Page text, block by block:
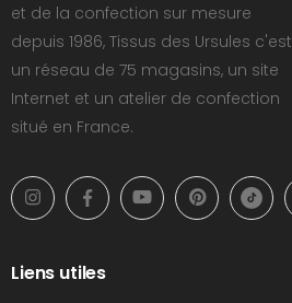
et de la confection sur mesure
depuis 1986, Tissus des Ursules c'est
un réseau de 75 magasins, un site
Internet et un atelier de confection
situé en France.
Liens utiles